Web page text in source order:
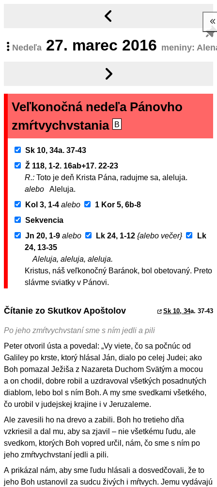
Nedeľa 27. marec 2016 meniny:
Veľkonočná nedeľa Pánovho
zmŕtvychvstania
B
Sk 10, 34a. 37-43
Ž 118, 1-2. 16ab+17. 22-23
R.: Toto je deň Krista Pána, radujme sa, aleluja.
alebo
Aleluja.
Kol 3, 1-4 alebo
1 Kor 5, 6b-8
Sekvencia
Jn 20, 1-9 alebo Lk 24, 1-12 {alebo večer}
Lk
24, 13-35
Aleluja, aleluja, aleluja.
Kristus, náš veľkonočný Baránok, bol obetovaný. Preto
slávme sviatky v Pánovi.
Čítanie zo Skutkov Apoštolov Sk 10, 34a. 37-43
Po jeho zmŕtvychvstaní sme s ním jedli a pili
Peter otvoril ústa a povedal: „Vy viete, čo sa počnúc od
Galiley po krste, ktorý hlásal Ján, dialo po celej Judei; ako
Boh pomazal Ježiša z Nazareta Duchom Svätým a mocou
a on chodil, dobre robil a uzdravoval všetkých posadnutých
diablom, lebo bol s ním Boh. A my sme svedkami všetkého,
čo urobil v judejskej krajine i v Jeruzaleme.
Ale zavesili ho na drevo a zabili. Boh ho tretieho dňa
vzkriesil a dal mu, aby sa zjavil – nie všetkému ľudu, ale
svedkom, ktorých Boh vopred určil, nám, čo sme s ním po
jeho zmŕtvychvstaní jedli a pili.
A prikázal nám, aby sme ľudu hlásali a dosvedčovali, že to
jeho Boh ustanovil za sudcu živých i mŕtvych. Jemu vydávajú